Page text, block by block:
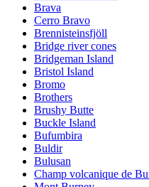
Brava
Cerro Bravo
Brennisteinsfjöll
Bridge river cones
Bridgeman Island
Bristol Island
Bromo
Brothers
Brushy Butte
Buckle Island
Bufumbira
Buldir
Bulusan
Champ volcanique de